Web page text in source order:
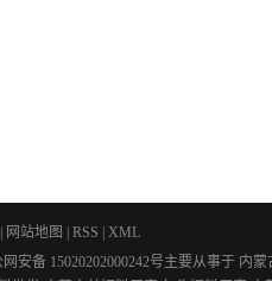
网站地图 | RSS | XML
安备 15020202000242号主要从事于 内蒙